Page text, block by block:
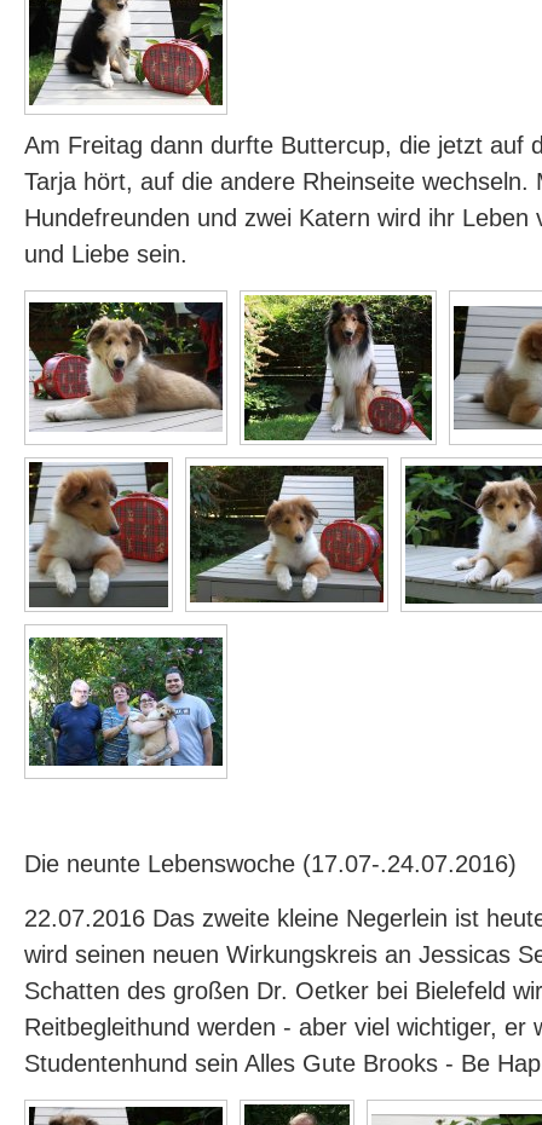
Am Freitag dann durfte Buttercup, die jetzt auf
Tarja hört, auf die andere Rheinseite wechseln.
Hundefreunden und zwei Katern wird ihr Leben
und Liebe sein.
Die neunte Lebenswoche (17.07-.24.07.2016)
22.07.2016 Das zweite kleine Negerlein ist
wird seinen neuen Wirkungskreis an Jessicas
Schatten des großen Dr. Oetker bei Bielefeld
Reitbegleithund werden - aber viel wichtiger, er
Studentenhund sein Alles Gute Brooks - Be